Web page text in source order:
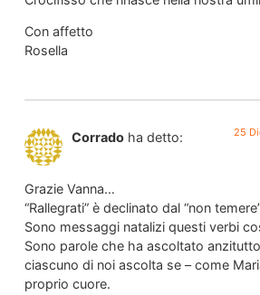
Con affetto
Rosella
Corrado ha detto: 25
Grazie Vanna…
“Rallegrati” è declinato dal “non
Sono messaggi natalizi questi verbi
Sono parole che ha ascoltato
ciascuno di noi ascolta se – come
proprio cuore.